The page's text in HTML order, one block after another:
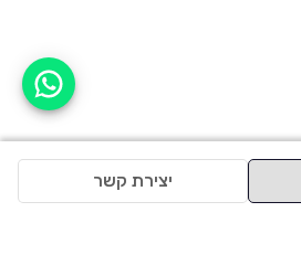
יצירת קשר
אפשר לעזור?